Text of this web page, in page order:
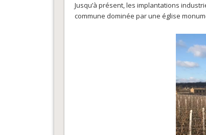
Jusqu’à présent, les implantations
commune dominée par une église